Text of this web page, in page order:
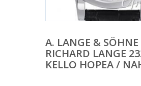
A. LANGE & SÖHNE
RICHARD LANGE
KELLO HOPEA /